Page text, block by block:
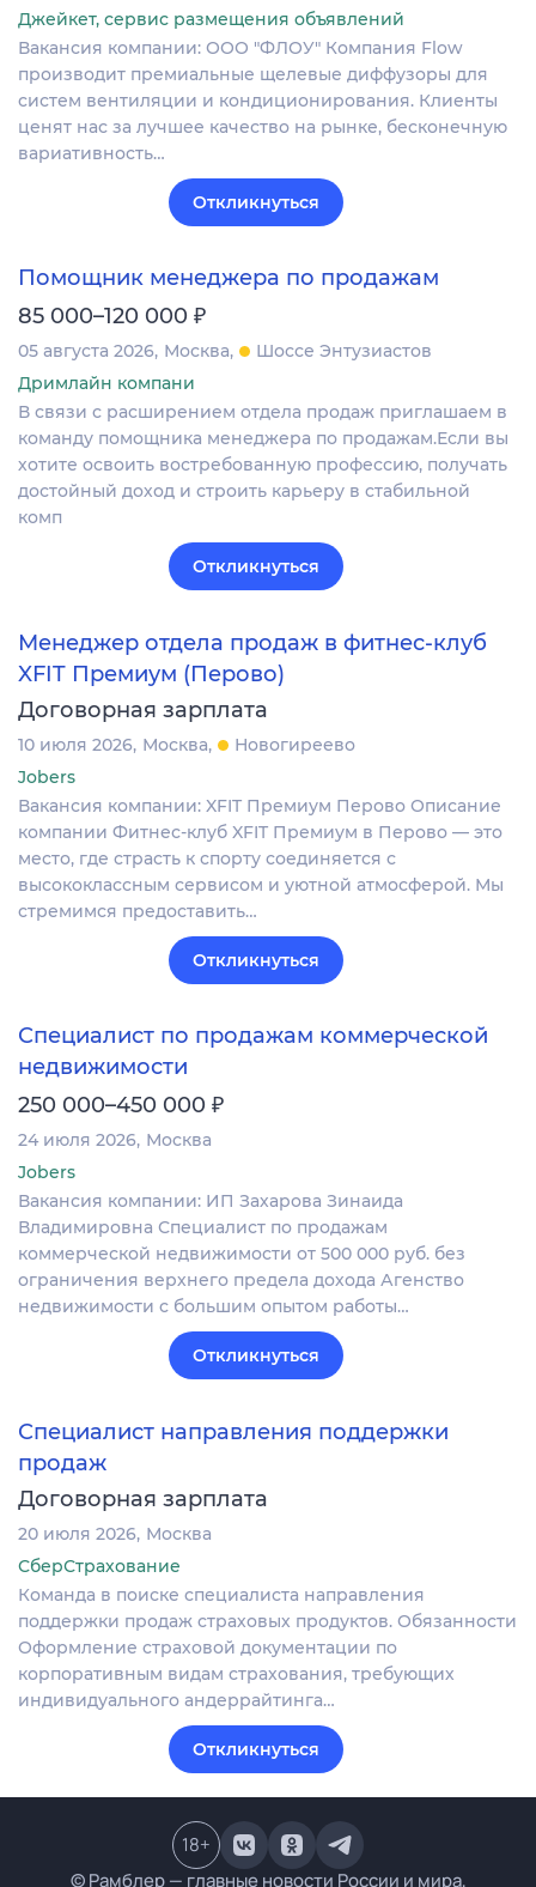
Джейкет, сервис размещения объявлений
Вакансия компании: ООО "ФЛОУ" Компания Flow
производит премиальные щелевые диффузоры для
систем вентиляции и кондиционирования. Клиенты
ценят нас за лучшее качество на рынке, бесконечную
вариативность…
Откликнуться
Помощник менеджера по продажам
85 000–120 000 ₽
05 августа 2026 Москва
Шоссе Энтузиастов
Дримлайн компани
В связи с расширением отдела продаж приглашаем в
команду помощника менеджера по продажам.Если вы
хотите освоить востребованную профессию, получать
достойный доход и строить карьеру в стабильной
комп
Откликнуться
Менеджер отдела продаж в фитнес-клуб
XFIT Премиум (Перово)
Договорная зарплата
10 июля 2026 Москва
Новогиреево
Jobers
Вакансия компании: XFIT Премиум Перово Описание
компании Фитнес-клуб XFIT Премиум в Перово — это
место, где страсть к спорту соединяется с
высококлассным сервисом и уютной атмосферой. Мы
стремимся предоставить…
Откликнуться
Специалист по продажам коммерческой
недвижимости
250 000–450 000 ₽
24 июля 2026 Москва
Jobers
Вакансия компании: ИП Захарова Зинаида
Владимировна Специалист по продажам
коммерческой недвижимости от 500 000 руб. без
ограничения верхнего предела дохода Агенство
недвижимости с большим опытом работы…
Откликнуться
Специалист направления поддержки
продаж
Договорная зарплата
20 июля 2026 Москва
СберСтрахование
Команда в поиске специалиста направления
поддержки продаж страховых продуктов. Обязанности
Оформление страховой документации по
корпоративным видам страхования, требующих
индивидуального андеррайтинга…
Откликнуться
© Рамблер — главные новости России и мира,
18+